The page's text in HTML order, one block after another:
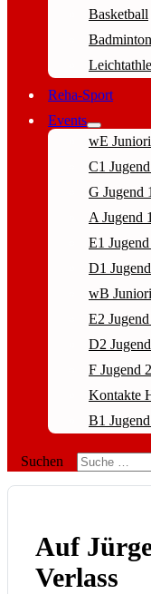
Basketball
Badminton
Reha-Sport
Events
wE
C1
G Jugend
A Jugend
E1
D1
wB
E2
D2
F Jugend
Kontakte
B1
Suchen
Auf
Verlass